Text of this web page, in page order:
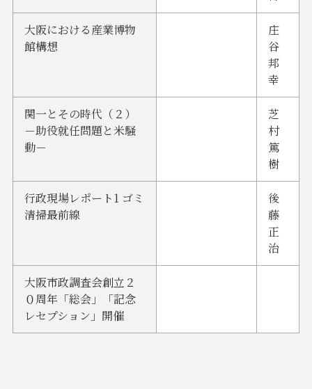
大阪における産業博物
館構想
庄
谷
邦
幸
関一とその時代（２）
－助役就任問題と米騒
動－
芝
村
篤
樹
行政現場レポート1 ゴミ
清掃最前線
後
藤
正
治
大阪市政調査会創立２
０周年「総会」「記念
レセプション」開催